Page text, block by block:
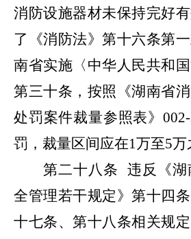
消防设施器材未保持完好
了《消防法》第十六条第
南省实施 〈中华人民共和
第三十条，按照《湖南省
处罚案件裁量参照表》
罚，裁量区间应在1万至5万
第二十八条
违反《
全管理若干规定》第十四
十七条、第十八条相关规